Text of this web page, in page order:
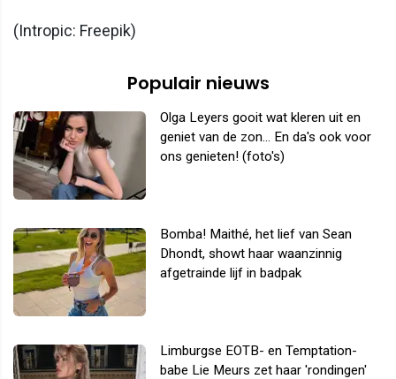
(Intropic: Freepik)
Populair nieuws
Olga Leyers gooit wat kleren uit en
geniet van de zon... En da's ook voor
ons genieten! (foto's)
Bomba! Maithé, het lief van Sean
Dhondt, showt haar waanzinnig
afgetrainde lijf in badpak
Limburgse EOTB- en Temptation-
babe Lie Meurs zet haar 'rondingen'